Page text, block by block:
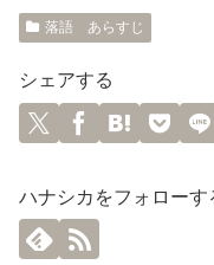
落語 あらすじ
シェアする
ハナシカをフォローす